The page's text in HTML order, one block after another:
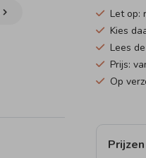
Let op:
Kies
Lees
Prijs:
Op
Prijzen